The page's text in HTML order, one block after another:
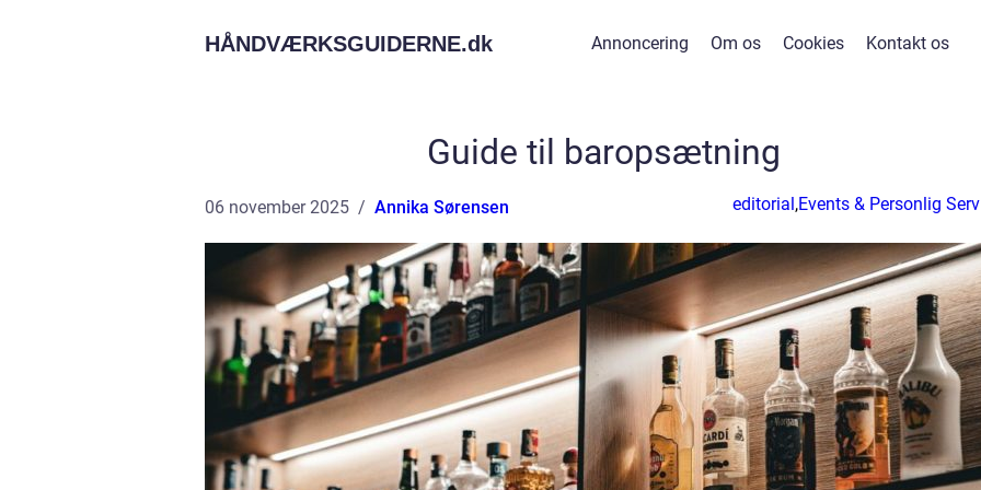
HÅNDVÆRKSGUIDERNE.dk Annoncering Om os Cookies Kontakt os
Guide til baropsætning
06 november 2025 Annika Sørensen editorial,Events & Personlig